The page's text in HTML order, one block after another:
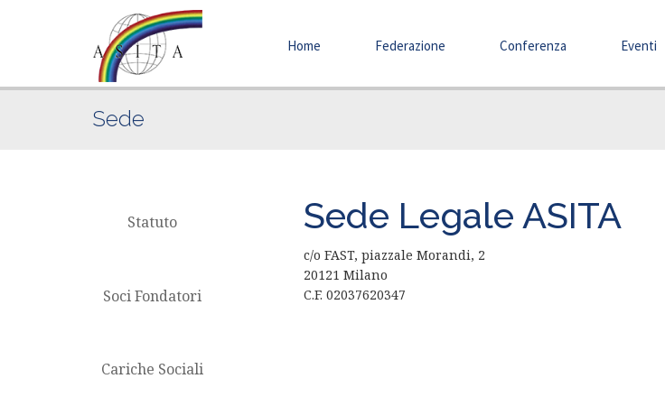
Home Federazione Conferenza Eventi
Sede
Statuto
Soci Fondatori
Cariche Sociali
Sede Legale ASITA
c/o FAST, piazzale Morandi, 2
20121 Milano
C.F. 02037620347